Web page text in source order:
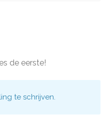
de eerste!
te schrijven.